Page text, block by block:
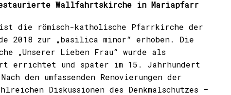
Wallfahrtskirche in Mariapfarr
ist die römisch-katholische Pfarrkirche der
2018 zur „basilica minor“ erhoben. Die
„Unserer Lieben Frau“ wurde als
errichtet und später im 15. Jahrhundert
den umfassenden Renovierungen der
Diskussionen des Denkmalschutzes –